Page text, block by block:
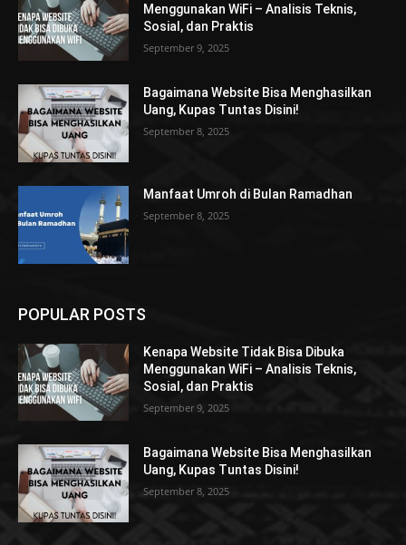
Menggunakan WiFi – Analisis Teknis,
Sosial, dan Praktis
September 9, 2025
Bagaimana Website Bisa Menghasilkan
Uang, Kupas Tuntas Disini!
September 8, 2025
Manfaat Umroh di Bulan Ramadhan
September 8, 2025
POPULAR POSTS
Kenapa Website Tidak Bisa Dibuka
Menggunakan WiFi – Analisis Teknis,
Sosial, dan Praktis
September 9, 2025
Bagaimana Website Bisa Menghasilkan
Uang, Kupas Tuntas Disini!
September 8, 2025